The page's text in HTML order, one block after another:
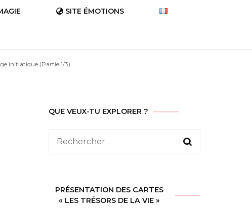
A-Z : Savourer
SITE ÉMOTIONS
initiatique (Partie 1/3)
QUE VEUX-TU EXPLORER ?
Rechercher :
PRÉSENTATION DES CARTES
« LES TRÉSORS DE LA VIE »